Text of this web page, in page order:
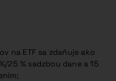
na ETF sa zdaňuje ako
25 % sadzbou dane a 15